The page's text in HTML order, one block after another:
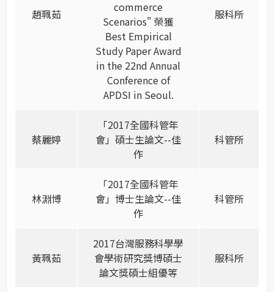
趙珮茹
commerce
Scenarios" 榮獲
Best Empirical
Study Paper Award
in the 22nd Annual
Conference of
APDSI in Seoul.
服科所
蔡麗婷
「2017全國科管年
會」碩士生論文--佳
作
科管所
林淵博
「2017全國科管年
會」博士生論文--佳
作
科管所
黃珮茹
2017台灣服務科學學
會學術研究獎博碩士
論文獎碩士組優等
服科所